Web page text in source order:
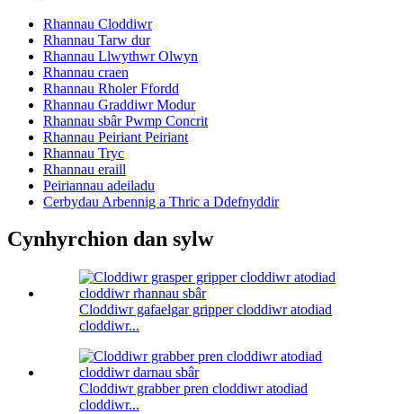
Rhannau Cloddiwr
Rhannau Tarw dur
Rhannau Llwythwr Olwyn
Rhannau craen
Rhannau Rholer Ffordd
Rhannau Graddiwr Modur
Rhannau sbâr Pwmp Concrit
Rhannau Peiriant Peiriant
Rhannau Tryc
Rhannau eraill
Peiriannau adeiladu
Cerbydau Arbennig a Thric a Ddefnyddir
Cynhyrchion dan sylw
Cloddiwr gafaelgar gripper cloddiwr atodiad
cloddiwr...
Cloddiwr grabber pren cloddiwr atodiad
cloddiwr...